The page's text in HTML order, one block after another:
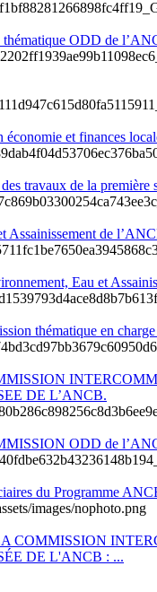
thématique ODD de
économie et finances
travaux de la première
Assainissement de
Eau et
thématique en
DE L’ANCB.
ODD de
du Programme
COMMISSION
DE L'ANCB : ...